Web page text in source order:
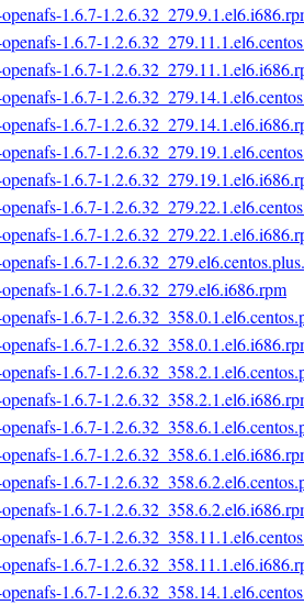
1.6.7-
1.6.7-
1.6.7-
1.6.7-
1.6.7-
1.6.7-
1.6.7-
1.6.7-
1.6.7-
1.6.7-
1.6.7-1.2.6.32_279.el6.i686.rpm
1.6.7-
1.6.7-
1.6.7-
1.6.7-
1.6.7-
1.6.7-
1.6.7-
1.6.7-
1.6.7-
1.6.7-
1.6.7-